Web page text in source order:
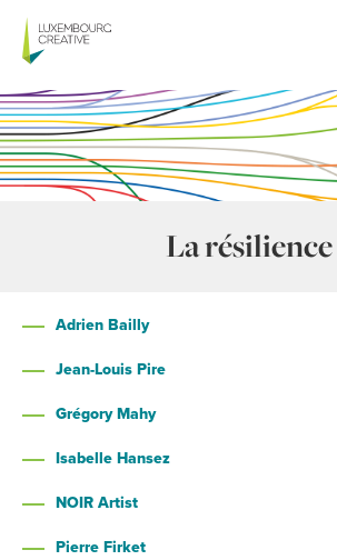
contenu
La résilience
Adrien Bailly
Jean-Louis Pire
Grégory Mahy
Isabelle Hansez
NOIR Artist
Pierre Firket